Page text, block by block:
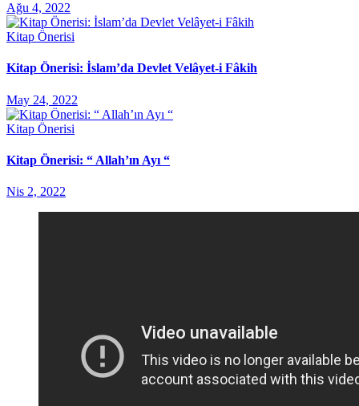
Ağu 4, 2022
Kitap Önerisi
Kitap Önerisi: İslam’da Devlet Velâyet-i Fâkih
May 24, 2022
Kitap Önerisi
Kitap Önerisi: “ Allah’ın Ayı “
Nis 2, 2022